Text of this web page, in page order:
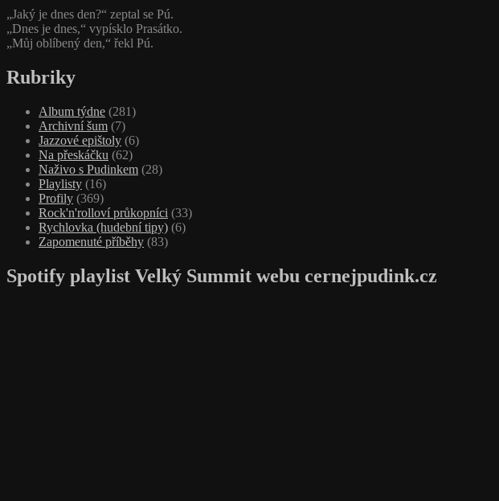
„Jaký je dnes den?“ zeptal se Pú.
„Dnes je dnes,“ vypísklo Prasátko.
„Můj oblíbený den,“ řekl Pú.
Rubriky
Album týdne (281)
Archivní šum (7)
Jazzové epištoly (6)
Na přeskáčku (62)
Naživo s Pudinkem (28)
Playlisty (16)
Profily (369)
Rock'n'rolloví průkopníci (33)
Rychlovka (hudební tipy) (6)
Zapomenuté příběhy (83)
Spotify playlist Velký Summit webu cernejpudink.cz